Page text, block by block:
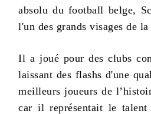
absolu du football belge,
l'un des grands visages de
Il a joué pour des clubs
laissant des flashs d'une
meilleurs joueurs de
car il représentait le